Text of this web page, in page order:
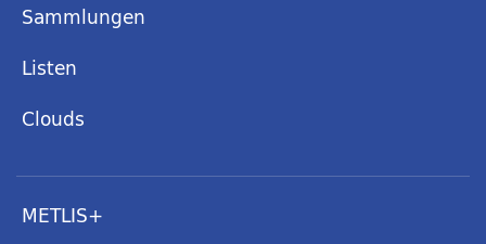
Sammlungen
Listen
Clouds
METLIS+